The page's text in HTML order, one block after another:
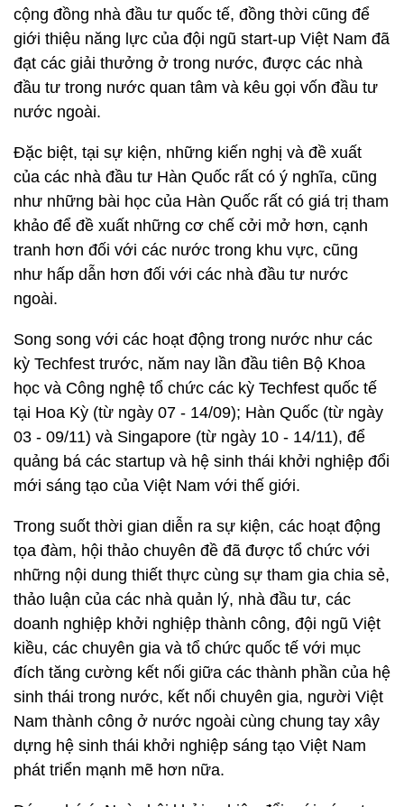
cộng đồng nhà đầu tư quốc tế, đồng thời cũng để
giới thiệu năng lực của đội ngũ start-up Việt Nam đã
đạt các giải thưởng ở trong nước, được các nhà
đầu tư trong nước quan tâm và kêu gọi vốn đầu tư
nước ngoài.
Đặc biệt, tại sự kiện, những kiến nghị và đề xuất
của các nhà đầu tư Hàn Quốc rất có ý nghĩa, cũng
như những bài học của Hàn Quốc rất có giá trị tham
khảo để đề xuất những cơ chế cởi mở hơn, cạnh
tranh hơn đối với các nước trong khu vực, cũng
như hấp dẫn hơn đối với các nhà đầu tư nước
ngoài.
Song song với các hoạt động trong nước như các
kỳ Techfest trước, năm nay lần đầu tiên Bộ Khoa
học và Công nghệ tổ chức các kỳ Techfest quốc tế
tại Hoa Kỳ (từ ngày 07 - 14/09); Hàn Quốc (từ ngày
03 - 09/11) và Singapore (từ ngày 10 - 14/11), để
quảng bá các startup và hệ sinh thái khởi nghiệp đổi
mới sáng tạo của Việt Nam với thế giới.
Trong suốt thời gian diễn ra sự kiện, các hoạt động
tọa đàm, hội thảo chuyên đề đã được tổ chức với
những nội dung thiết thực cùng sự tham gia chia sẻ,
thảo luận của các nhà quản lý, nhà đầu tư, các
doanh nghiệp khởi nghiệp thành công, đội ngũ Việt
kiều, các chuyên gia và tổ chức quốc tế với mục
đích tăng cường kết nối giữa các thành phần của hệ
sinh thái trong nước, kết nối chuyên gia, người Việt
Nam thành công ở nước ngoài cùng chung tay xây
dựng hệ sinh thái khởi nghiệp sáng tạo Việt Nam
phát triển mạnh mẽ hơn nữa.